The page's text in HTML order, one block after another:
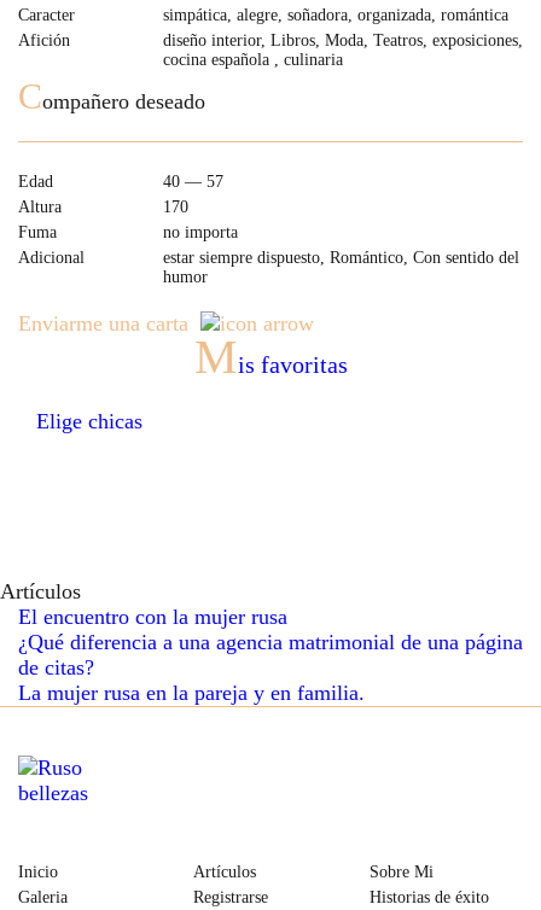
Caracter
simpática, alegre, soñadora, organizada, romántica
Afición
diseño interior, Libros, Moda, Teatros, exposiciones,
cocina española , culinaria
Compañero deseado
Edad
40 — 57
Altura
170
Fuma
no importa
Adicional
estar siempre dispuesto, Romántico, Con sentido del
humor
Enviarme una carta
Mis favoritas
Elige chicas
Artículos
El encuentro con la mujer rusa
¿Qué diferencia a una agencia matrimonial de una página
de citas?
La mujer rusa en la pareja y en familia.
Inicio
Galeria
Artículos
Registrarse
Sobre Mi
Historias de éxito